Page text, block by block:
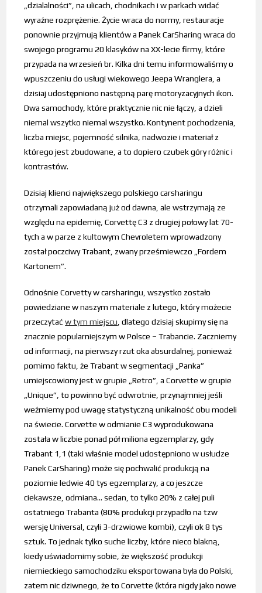
„dzialalności”, na ulicach, chodnikach i w parkach widać
wyraźne rozprężenie. Życie wraca do normy, restauracje
ponownie przyjmują klientów a Panek CarSharing wraca do
swojego programu 20 klasyków na XX-lecie firmy, które
przypada na wrzesień br. Kilka dni temu informowaliśmy o
wpuszczeniu do usługi wiekowego Jeepa Wranglera, a
dzisiaj udostępniono następną parę motoryzacyjnych ikon.
Dwa samochody, które praktycznie nic nie łączy, a dzieli
niemal wszytko niemal wszystko. Kontynent pochodzenia,
liczba miejsc, pojemność silnika, nadwozie i materiał z
którego jest zbudowane, a to dopiero czubek góry różnic i
kontrastów.
Dzisiaj klienci największego polskiego carsharingu
otrzymali zapowiadaną już od dawna, ale wstrzymają ze
względu na epidemię, Corvettę C3 z drugiej połowy lat 70-
tych a w parze z kultowym Chevroletem wprowadzony
został poczciwy Trabant, zwany prześmiewczo „Fordem
Kartonem”.
Odnośnie Corvetty w carsharingu, wszystko zostało
powiedziane w naszym materiale z lutego, który możecie
przeczytaćw tym miejscu , dlatego dzisiaj skupimy się na
znacznie popularniejszym w Polsce – Trabancie. Zaczniemy
od informacji, na pierwszy rzut oka absurdalnej, ponieważ
pomimo faktu, że Trabant w segmentacji „Panka”
umiejscowiony jest w grupie „Retro”, a Corvette w grupie
„Unique”, to powinno być odwrotnie, przynajmniej jeśli
weźmiemy pod uwagę statystyczną unikalność obu modeli
na świecie. Corvette w odmianie C3 wyprodukowana
została w liczbie ponad pół miliona egzemplarzy, gdy
Trabant 1,1 (taki właśnie model udostępniono w usłudze
Panek CarSharing) może się pochwalić produkcją na
poziomie ledwie 40 tys egzemplarzy, a co jeszcze
ciekawsze, odmiana… sedan, to tylko 20% z całej puli
ostatniego Trabanta (80% produkcji przypadło na tzw
wersję Universal, czyli 3-drzwiowe kombi), czyli ok 8 tys
sztuk. To jednak tylko suche liczby, które nieco blakną,
kiedy uświadomimy sobie, że większość produkcji
niemieckiego samochodziku eksportowana była do Polski,
zatem nic dziwnego, że to Corvette (która nigdy jako nowe